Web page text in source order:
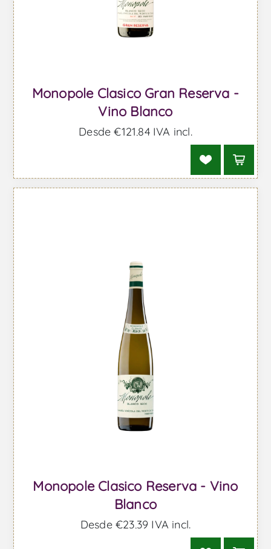
Monopole Clasico Gran Reserva -
Vino Blanco
Desde €121,84 IVA incl.
Monopole Clasico Reserva - Vino
Blanco
Desde €23,39 IVA incl.